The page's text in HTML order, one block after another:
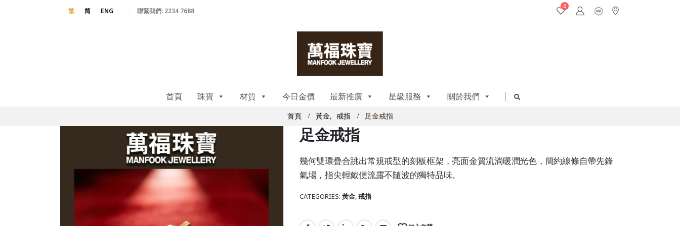
繁 简 ENG 聯緊我們: 2234 7688
0
首頁 珠寶 材質 今日金價 最新推廣 星級服務 關於我們
首頁 黃金, 戒指 足金戒指
足金戒指
幾何雙環疊合跳出常規戒型的刻板框架，亮面金質流淌暖潤光色，簡約線條自帶先鋒
氣場，指尖輕戴便流露不隨波的獨特品味。
CATEGORIES: 黃金,戒指